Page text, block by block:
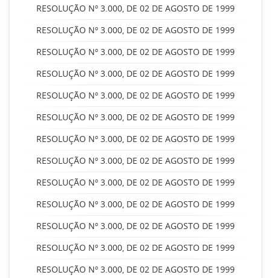
RESOLUÇÃO Nº 3.000, DE 02 DE AGOSTO DE 1999
RESOLUÇÃO Nº 3.000, DE 02 DE AGOSTO DE 1999
RESOLUÇÃO Nº 3.000, DE 02 DE AGOSTO DE 1999
RESOLUÇÃO Nº 3.000, DE 02 DE AGOSTO DE 1999
RESOLUÇÃO Nº 3.000, DE 02 DE AGOSTO DE 1999
RESOLUÇÃO Nº 3.000, DE 02 DE AGOSTO DE 1999
RESOLUÇÃO Nº 3.000, DE 02 DE AGOSTO DE 1999
RESOLUÇÃO Nº 3.000, DE 02 DE AGOSTO DE 1999
RESOLUÇÃO Nº 3.000, DE 02 DE AGOSTO DE 1999
RESOLUÇÃO Nº 3.000, DE 02 DE AGOSTO DE 1999
RESOLUÇÃO Nº 3.000, DE 02 DE AGOSTO DE 1999
RESOLUÇÃO Nº 3.000, DE 02 DE AGOSTO DE 1999
RESOLUÇÃO Nº 3.000, DE 02 DE AGOSTO DE 1999